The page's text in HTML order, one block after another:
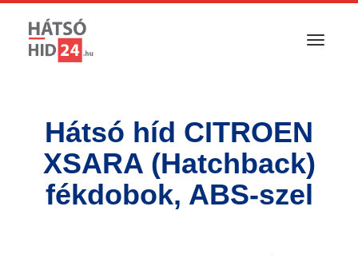
T
Hátsó híd CITROEN
XSARA (Hatchback)
fékdobok, ABS-szel